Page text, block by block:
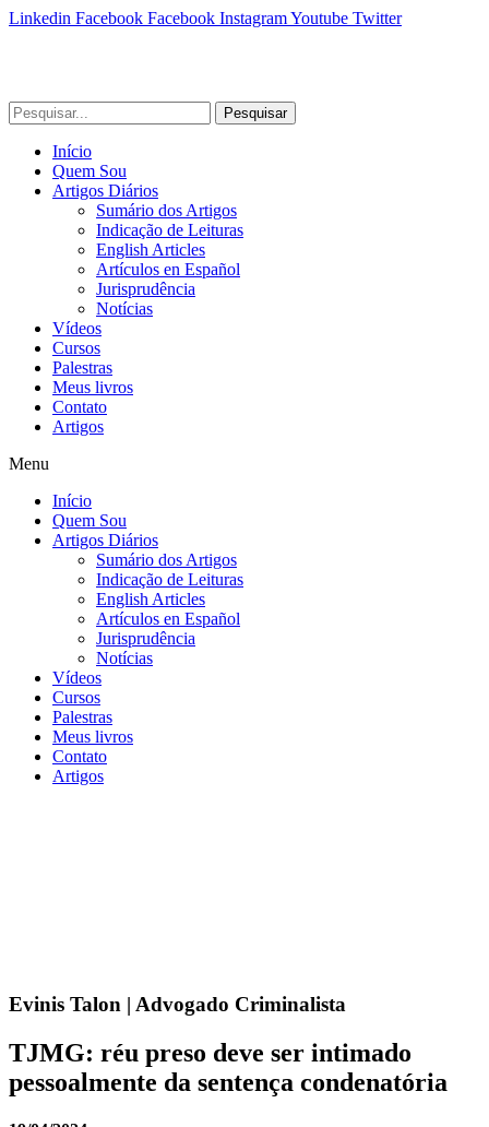
Linkedin Facebook Facebook InstagramYoutube Twitter
Pesquisar
Início
Quem Sou
Artigos Diários
Sumário dos Artigos
Indicação de Leituras
English Articles
Artículos en Español
Jurisprudência
Notícias
Vídeos
Cursos
Palestras
Meus livros
Contato
Artigos
Menu
Início
Quem Sou
Artigos Diários
Sumário dos Artigos
Indicação de Leituras
English Articles
Artículos en Español
Jurisprudência
Notícias
Vídeos
Cursos
Palestras
Meus livros
Contato
Artigos
Evinis Talon | Advogado Criminalista
TJMG: réu preso deve ser intimado
pessoalmente da sentença condenatória